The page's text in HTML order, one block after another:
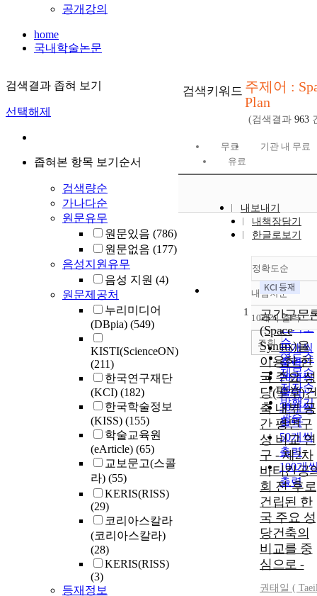
공개강의
home
국내학술논문
검색결과 좁혀 보기
선택해제
좁혀본 항목 보기순서
검색량순
가나다순
원문유무
원문있음 (786)
원문없음 (177)
음성지원유무
음성 지원 (4)
원문제공처
누리미디어
(DBpia) (549)
KISTI(ScienceON)
(211)
한국연구재단
(KCI) (182)
한국학술정보
(KISS) (155)
학술교육원
(eArticle) (65)
교보문고(스콜
라) (55)
KERIS(RISS)
(29)
코리아스칼라
(코리아스칼라)
(28)
KERIS(RISS)
(3)
등재정보
검색키워드 주제어 :
Plan
(검색결과 963
무료
기관 내 무료
유료
내보내기
내책장담기
한글로보기
정확도순
정확도
순
인기도
순
연도순
제목순
저자순
발행기
관순
내림차순
내림차
10개씩 출력
10개씩
출력
20개씩
출력
30개씩
출력
50개씩
출력
100개
출력
조회
1
공간구문
(Space
Syntax)을
이용한 한
국 주요 성
당(聖堂)건
축 내부 공
간 평면구
성 비교 연
구 - 제2차
바티칸공
회 전·후로
건립된 한
국 주요 성
당건축의
비교를 중
심으로 -
권태일 (